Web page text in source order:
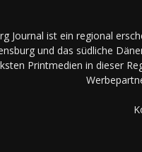
Journal ist ein regional
und das südliche
Printmedien in dieser